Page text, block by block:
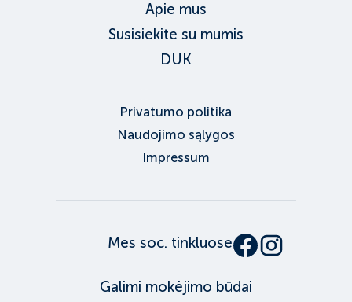
Apie mus
Susisiekite su mumis
DUK
Privatumo politika
Naudojimo sąlygos
Impressum
Mes soc. tinkluose
Galimi mokėjimo būdai